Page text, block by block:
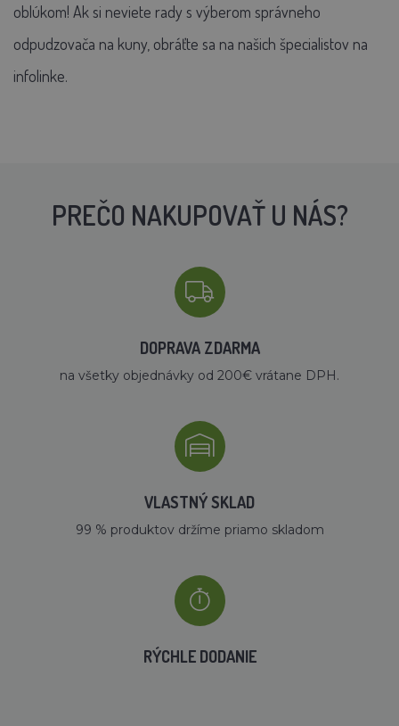
oblúkom! Ak si neviete rady s výberom správneho
odpudzovača na kuny, obráťte sa na našich špecialistov na
infolinke.
PREČO NAKUPOVAŤ U NÁS?
DOPRAVA ZDARMA
na všetky objednávky od 200€ vrátane DPH.
VLASTNÝ SKLAD
99 % produktov držíme priamo skladom
RÝCHLE DODANIE